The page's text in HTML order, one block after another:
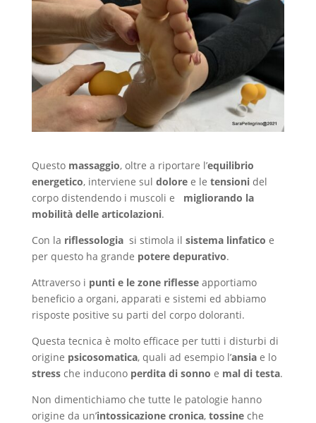
Questo massaggio, oltre a riportare l’equilibrio
energetico, interviene sul doloree le tensionidel
corpo distendendo i muscoli e migliorando la
mobilità delle articolazioni.
Con la riflessologia si stimola il sistema linfatico e
per questo ha grande potere depurativo.
Attraverso i punti e le zone riflesseapportiamo
beneficio a organi, apparati e sistemi ed abbiamo
risposte positive su parti del corpo doloranti.
Questa tecnica è molto efficace per tutti i disturbi di
origine psicosomatica, quali ad esempio l’ansiae lo
stressche inducono perdita di sonno e mal di testa.
Non dimentichiamo che tutte le patologie hanno
origine da un’intossicazione cronica, tossineche